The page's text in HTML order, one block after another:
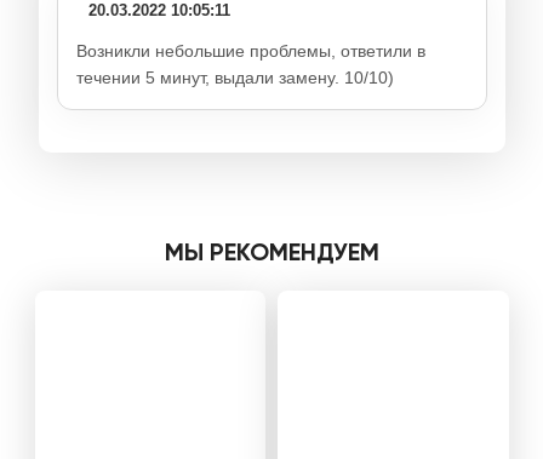
20.03.2022 10:05:11
Возникли небольшие проблемы, ответили в
течении 5 минут, выдали замену. 10/10)
МЫ РЕКОМЕНДУЕМ